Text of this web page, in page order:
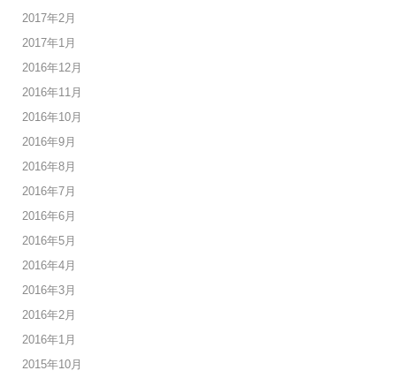
2017年2月
2017年1月
2016年12月
2016年11月
2016年10月
2016年9月
2016年8月
2016年7月
2016年6月
2016年5月
2016年4月
2016年3月
2016年2月
2016年1月
2015年10月